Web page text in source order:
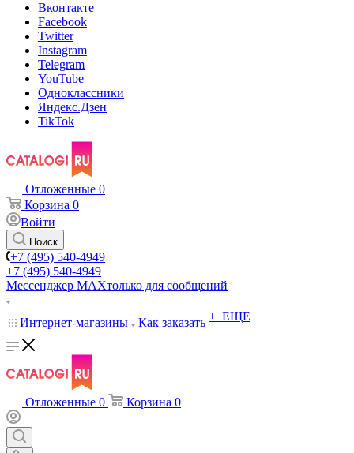
Вконтакте
Facebook
Twitter
Instagram
Telegram
YouTube
Одноклассники
Яндекс.Дзен
TikTok
Отложенные 0
Корзина 0
Войти
Поиск
+7 (495) 540-4949
+7 (495) 540-4949
Мессенджер МАХтолько для сообщений
Интернет-магазины Как заказать + ЕЩЕ
Отложенные 0 Корзина 0